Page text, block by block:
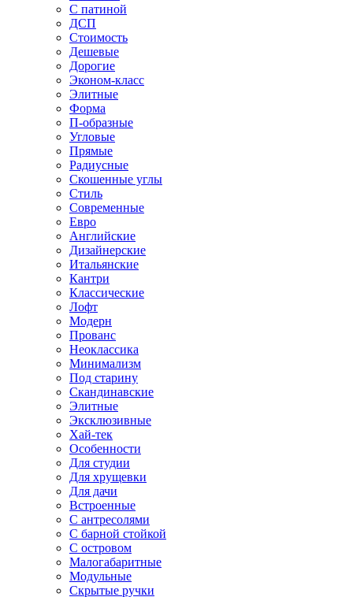
С патиной
ДСП
Стоимость
Дешевые
Дорогие
Эконом-класс
Элитные
Форма
П-образные
Угловые
Прямые
Радиусные
Скошенные углы
Стиль
Современные
Евро
Английские
Дизайнерские
Итальянские
Кантри
Классические
Лофт
Модерн
Прованс
Неоклассика
Минимализм
Под старину
Скандинавские
Элитные
Эксклюзивные
Хай-тек
Особенности
Для студии
Для хрущевки
Для дачи
Встроенные
С антресолями
С барной стойкой
С островом
Малогабаритные
Модульные
Скрытые ручки